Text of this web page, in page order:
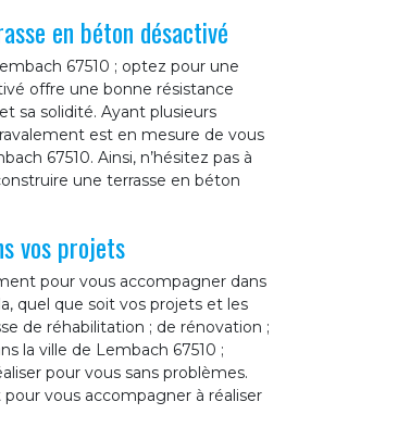
en béton désactivé
67510 ; optez pour une
offre une bonne résistance
sa solidité. Ayant plusieurs
est en mesure de vous
67510. Ainsi, n’hésitez pas à
une terrasse en béton
vos projets
pour vous accompagner dans
quel que soit vos projets et les
de réhabilitation ; de rénovation ;
la ville de Lembach 67510 ;
pour vous sans problèmes.
vous accompagner à réaliser